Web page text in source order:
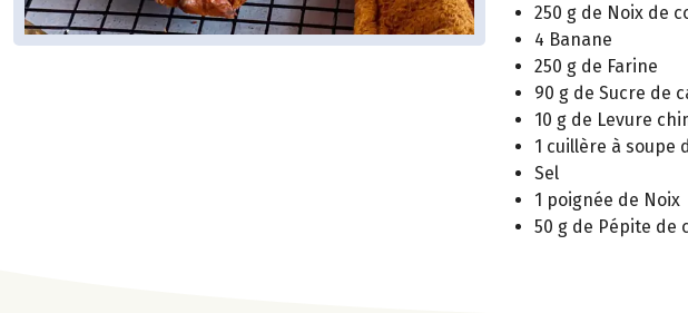
250 g de Noix de
4 Banane
250 g de Farine
90 g de Sucre de
10 g de Levure
1 cuillère à soupe
Sel
1 poignée de Noix
50 g de Pépite de